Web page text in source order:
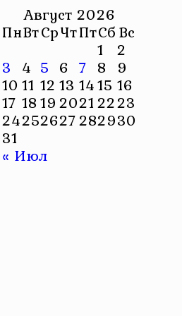
Август 2026
ПнВтСрЧтПтСбВс
1 2
3 4 5 6 7 8 9
10 11 12 13 1415 16
17 181920212223
24252627282930
31
« Июл